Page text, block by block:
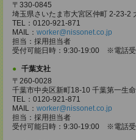
〒330-0845
埼玉県さいたま市大宮区仲町 2-23-2
TEL：0120-921-871
MAIL： worker@nissonet.co.jp
担当：採用担当者
受付可能日時：9:30-19:00 ※電話
千葉支社
〒260-0028
千葉市中央区新町18-10 千葉第一生
TEL：0120-921-871
MAIL： worker@nissonet.co.jp
担当：採用担当者
受付可能日時：9:30-19:00 ※電話